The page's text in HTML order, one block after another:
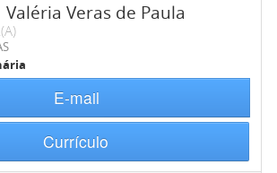
Valéria Veras de Paula
E-mail
Currículo